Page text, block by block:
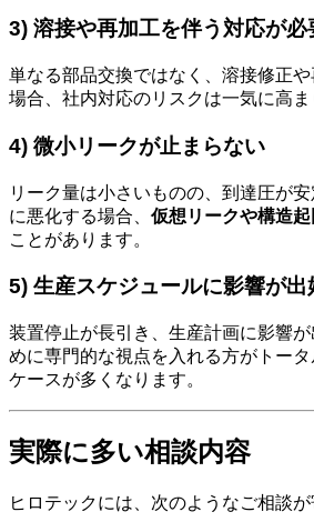
3) 溶接や再加工を伴う対応が必
単なる部品交換ではなく、溶接修正
場合、社内対応のリスクは一気に高ま
4) 微小リークが止まらない
リーク量は小さいものの、到達圧が
に悪化する場合、 仮想リークや構造
ことがあります。
5) 生産スケジュールに影響が出
装置停止が長引き、生産計画に影響
めに専門的な視点を入れる方がトー
ケースが多くなります。
実際に多い相談内容
ヒロテックには、次のようなご相談が